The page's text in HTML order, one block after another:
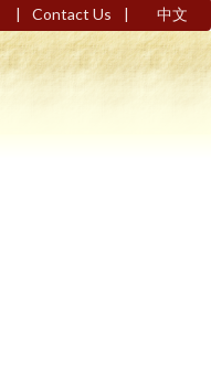
| Contact Us | 中文